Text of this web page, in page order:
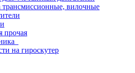
трансмиссионные, вилочные
прочая
на гироскутер